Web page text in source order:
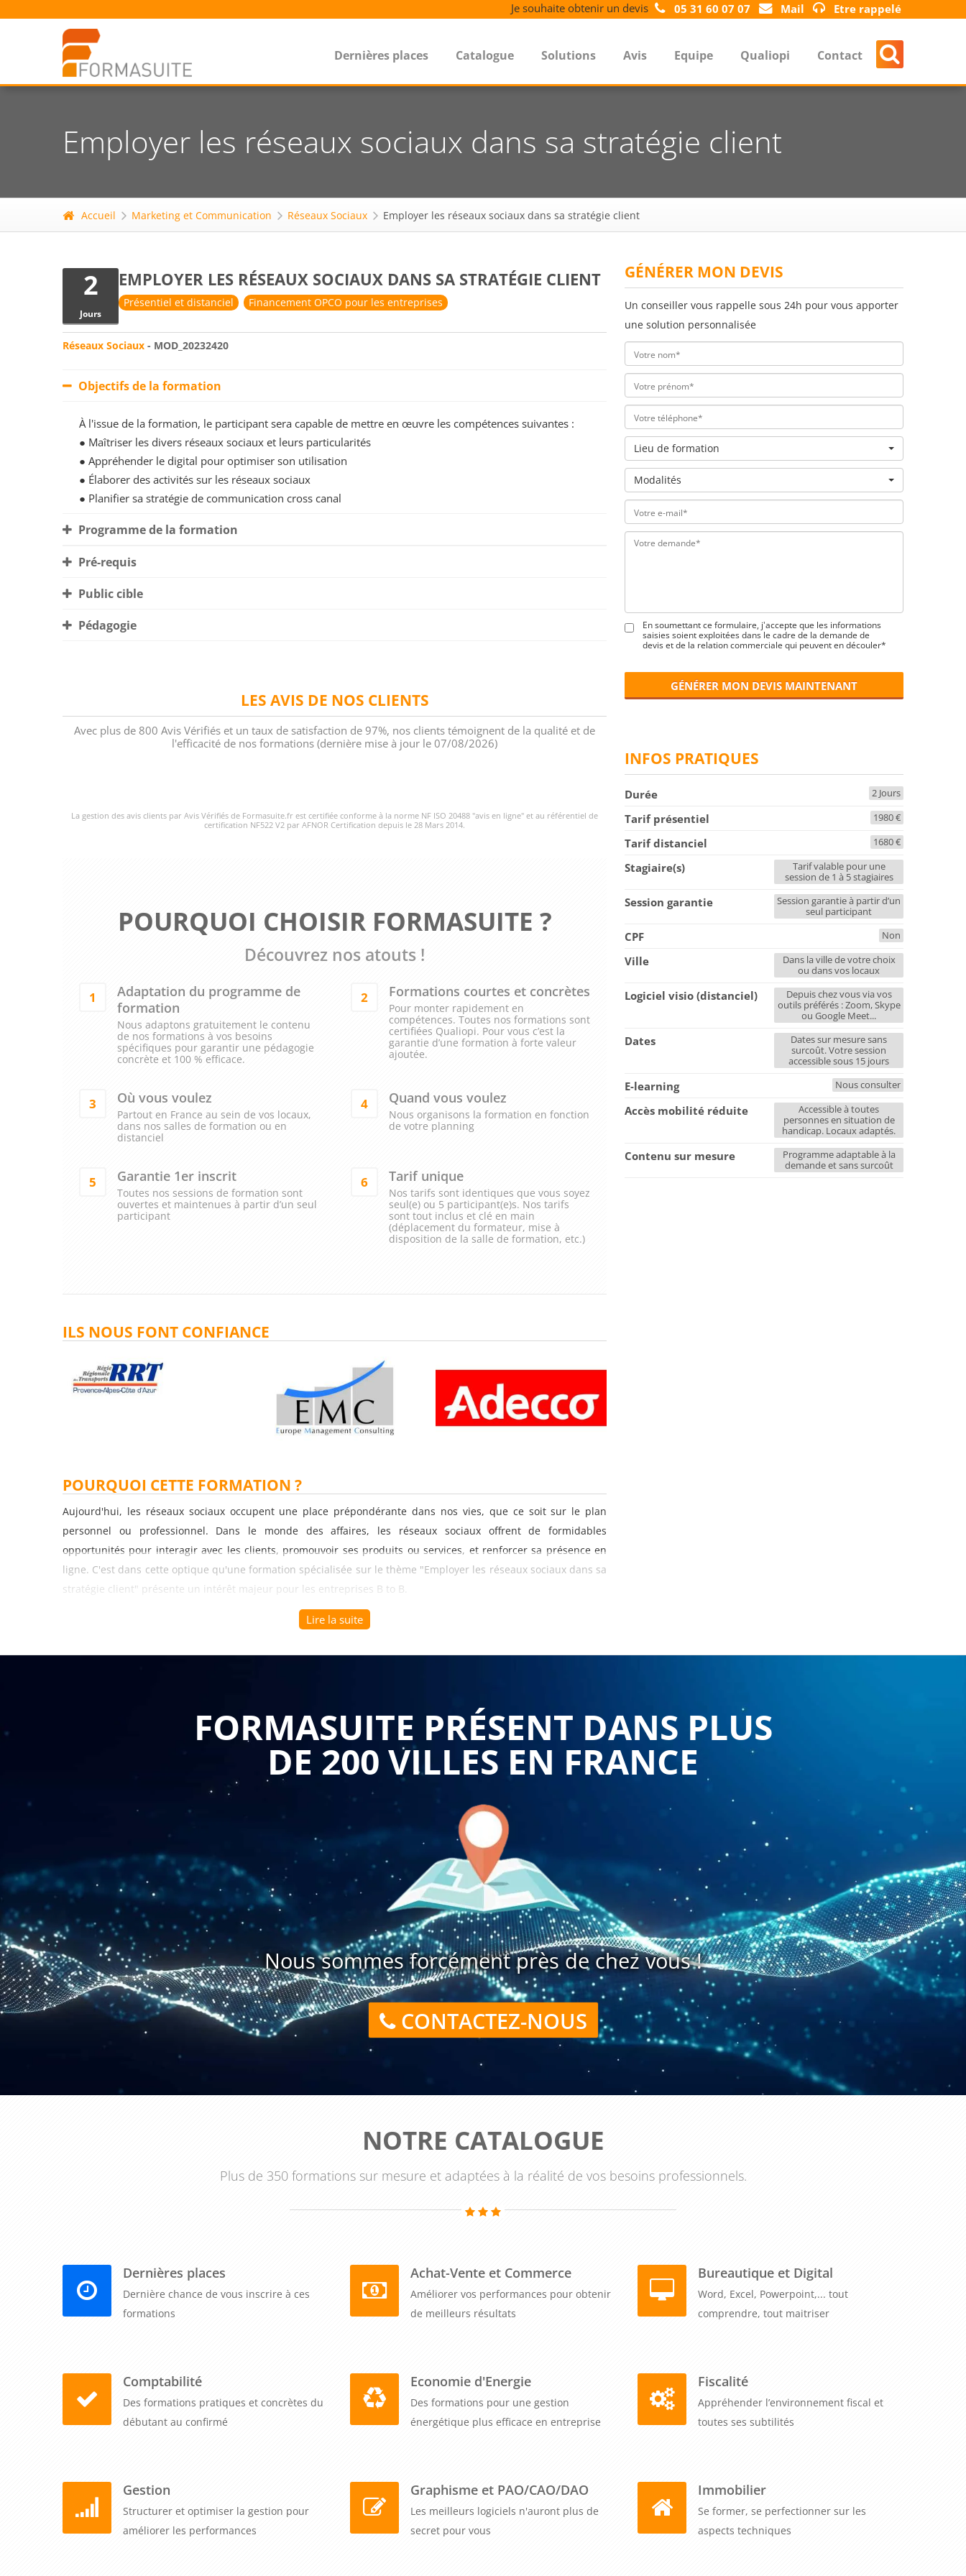
Je souhaite obtenir un devis 05 31 60 07 07 Mail Etre rappelé
Dernières places Catalogue Solutions Avis Equipe Qualiopi Contact
Employer les réseaux sociaux dans sa stratégie client
Accueil Marketing et Communication Réseaux Sociaux Employer les réseaux sociaux dans sa stratégie client
2
Jours
EMPLOYER LES RÉSEAUX SOCIAUX DANS SA STRATÉGIE CLIENT
Présentiel et distanciel Financement OPCO pour les entreprises
Réseaux Sociaux - MOD_20232420
Objectifs de la formation
À l'issue de la formation, le participant sera capable de mettre en œuvre les compétences suivantes :
● Maîtriser les divers réseaux sociaux et leurs particularités
● Appréhender le digital pour optimiser son utilisation
● Élaborer des activités sur les réseaux sociaux
● Planifier sa stratégie de communication cross canal
Programme de la formation
Pré-requis
Public cible
Pédagogie
LES AVIS DE NOS CLIENTS
Avec plus de 800 Avis Vérifiés et un taux de satisfaction de 97%, nos clients témoignent de la qualité et de
l'efficacité de nos formations (dernière mise à jour le 07/08/2026)
La gestion des avis clients par Avis Vérifiés de Formasuite.fr est certifiée conforme à la norme NF ISO 20488 "avis en ligne" et au référentiel de
certification NF522 V2 par AFNOR Certification depuis le 28 Mars 2014.
POURQUOI CHOISIR FORMASUITE ?
Découvrez nos atouts !
1
Adaptation du programme de
formation
Nous adaptons gratuitement le contenu
de nos formations à vos besoins
spécifiques pour garantir une pédagogie
concrète et 100 % efficace.
2 Formations courtes et concrètes
Pour monter rapidement en
compétences. Toutes nos formations sont
certifiées Qualiopi. Pour vous c’est la
garantie d’une formation à forte valeur
ajoutée.
3 Où vous voulez
Partout en France au sein de vos locaux,
dans nos salles de formation ou en
distanciel
4 Quand vous voulez
Nous organisons la formation en fonction
de votre planning
5 Garantie 1er inscrit
Toutes nos sessions de formation sont
ouvertes et maintenues à partir d’un seul
participant
6 Tarif unique
Nos tarifs sont identiques que vous soyez
seul(e) ou 5 participant(e)s. Nos tarifs
sont tout inclus et clé en main
(déplacement du formateur, mise à
disposition de la salle de formation, etc.)
ILS NOUS FONT CONFIANCE
POURQUOI CETTE FORMATION ?
Aujourd'hui, les réseaux sociaux occupent une place prépondérante dans nos vies, que ce soit sur le plan
personnel ou professionnel. Dans le monde des affaires, les réseaux sociaux offrent de formidables
opportunités pour interagir avec les clients, promouvoir ses produits ou services, et renforcer sa présence en
ligne. C'est dans cette optique qu'une formation spécialisée sur le thème "Employer les réseaux sociaux dans sa
stratégie client" présente un intérêt majeur pour les entreprises B to B.
Tout d'abord, il est important de comprendre que les réseaux sociaux sont devenus des canaux de
spécificités de chaque réseau, et d'apprendre à créer du contenu pertinent et engageant pour leur public cible.
De plus, l'utilisation des réseaux sociaux dans une stratégie client permet d'accroître la visibilité de l'entreprise
et de renforcer sa marque. En partageant du contenu de qualité et en interagissant avec les utilisateurs, les
professionnels B to B peuvent générer de l'engagement, attirer l'attention et susciter l'intérêt autour de leur
entreprise. Une formation spécialisée permet d'apprendre à optimiser sa présence sur les réseaux sociaux, à
développer une identité visuelle cohérente, à créer des campagnes publicitaires efficaces, et à utiliser les outils
d'analyse pour mesurer les résultats.
Par ailleurs, une stratégie client basée sur les réseaux sociaux permet de favoriser la proximité et l'interaction
avec les clients. En utilisant les réseaux sociaux comme un canal de communication privilégié, les
professionnels B to B peuvent répondre rapidement aux questions, résoudre les problèmes, et offrir un service
client de qualité. Les clients apprécient cette accessibilité et cette réactivité, ce qui contribue à renforcer leur
fidélité envers l'entreprise.
Enfin, il est essentiel de souligner que les réseaux sociaux offrent une mine de données précieuses pour les
entreprises B to B. Grâce aux outils d'analyse et de suivi disponibles sur les plateformes sociales, les
professionnels peuvent obtenir des informations détaillées sur leurs clients, leurs préférences, leurs
comportements et leurs attentes. Cette connaissance approfondie permet d'adapter et d'optimiser la stratégie
plateformes sociales, de créer du contenu engageant, d'accroître leur visibilité et leur notoriété, de favoriser
une formation sur l'emploi des réseaux sociaux dans la stratégie client est donc essentiel pour rester compétitif
Lire la suite
GÉNÉRER MON DEVIS
Un conseiller vous rappelle sous 24h pour vous apporter
une solution personnalisée
Lieu de formation
Modalités
En soumettant ce formulaire, j'accepte que les informations
saisies soient exploitées dans le cadre de la demande de
devis et de la relation commerciale qui peuvent en découler*
GÉNÉRER MON DEVIS MAINTENANT
INFOS PRATIQUES
Durée 2 Jours
Tarif présentiel 1980 €
Tarif distanciel 1680 €
Stagiaire(s)
Tarif valable pour une
session de 1 à 5 stagiaires
Session garantie
Session garantie à partir d’un
seul participant
CPF Non
Ville
Dans la ville de votre choix
ou dans vos locaux
Logiciel visio (distanciel)
Depuis chez vous via vos
outils préférés : Zoom, Skype
ou Google Meet...
Dates
Dates sur mesure sans
surcoût. Votre session
accessible sous 15 jours
E-learning Nous consulter
Accès mobilité réduite
Accessible à toutes
personnes en situation de
handicap. Locaux adaptés.
Contenu sur mesure
Programme adaptable à la
demande et sans surcoût
FORMASUITE PRÉSENT DANS PLUS
DE 200 VILLES EN FRANCE
Nous sommes forcément près de chez vous !
CONTACTEZ-NOUS
NOTRE CATALOGUE
Plus de 350 formations sur mesure et adaptées à la réalité de vos besoins professionnels.
Dernières places
Dernière chance de vous inscrire à ces
formations
Achat-Vente et Commerce
Améliorer vos performances pour obtenir
de meilleurs résultats
Bureautique et Digital
Word, Excel, Powerpoint,... tout
comprendre, tout maitriser
Comptabilité
Des formations pratiques et concrètes du
débutant au confirmé
Economie d'Energie
Des formations pour une gestion
énergétique plus efficace en entreprise
Fiscalité
Appréhender l’environnement fiscal et
toutes ses subtilités
Gestion
Structurer et optimiser la gestion pour
améliorer les performances
Graphisme et PAO/CAO/DAO
Les meilleurs logiciels n'auront plus de
secret pour vous
Immobilier
Se former, se perfectionner sur les
aspects techniques